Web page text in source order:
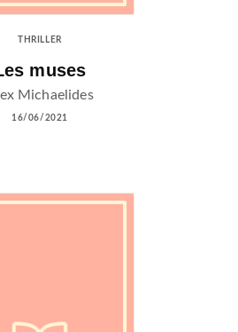
THRILLER
muses
Michaelides
16/06/2021